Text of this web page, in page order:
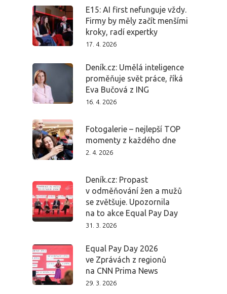
E15: AI first nefunguje vždy.
Firmy by měly začít menšími
kroky, radí expertky
17. 4. 2026
Deník.cz: Umělá inteligence
proměňuje svět práce, říká
Eva Bučová z ING
16. 4. 2026
Fotogalerie – nejlepší TOP
momenty z každého dne
2. 4. 2026
Deník.cz: Propast
v odměňování žen a mužů
se zvětšuje. Upozornila
na to akce Equal Pay Day
31. 3. 2026
Equal Pay Day 2026
ve Zprávách z regionů
na CNN Prima News
29. 3. 2026